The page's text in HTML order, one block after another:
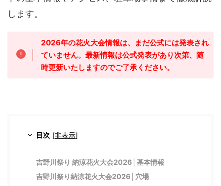
します。
2026年の花火大会情報は、まだ公式には発表され
ていません。最新情報は公式発表があり次第、随
時更新いたしますのでご了承ください。
目次 [非表示]
吉野川祭り 納涼花火大会2026│基本情報
吉野川祭り納涼花火大会2026│穴場